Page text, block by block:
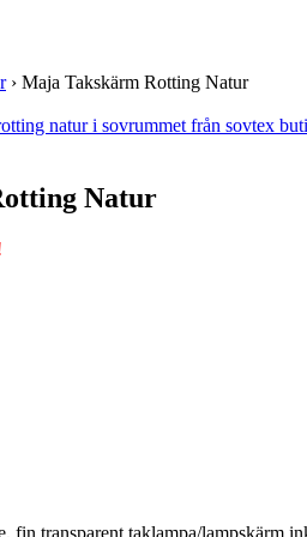
› Maja Takskärm Rotting Natur
Natur